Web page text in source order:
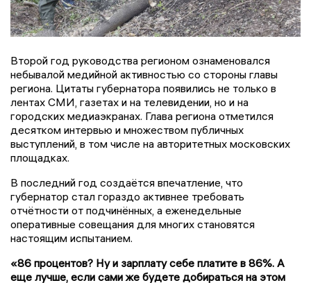
Второй год руководства регионом ознаменовался
небывалой медийной активностью со стороны главы
региона. Цитаты губернатора появились не только в
лентах СМИ, газетах и на телевидении, но и на
городских медиаэкранах. Глава региона отметился
десятком интервью и множеством публичных
выступлений, в том числе на авторитетных московских
площадках.
В последний год создаётся впечатление, что
губернатор стал гораздо активнее требовать
отчётности от подчинённых, а еженедельные
оперативные совещания для многих становятся
настоящим испытанием.
«86 процентов? Ну и зарплату себе платите в 86%. А
еще лучше, если сами же будете добираться на этом